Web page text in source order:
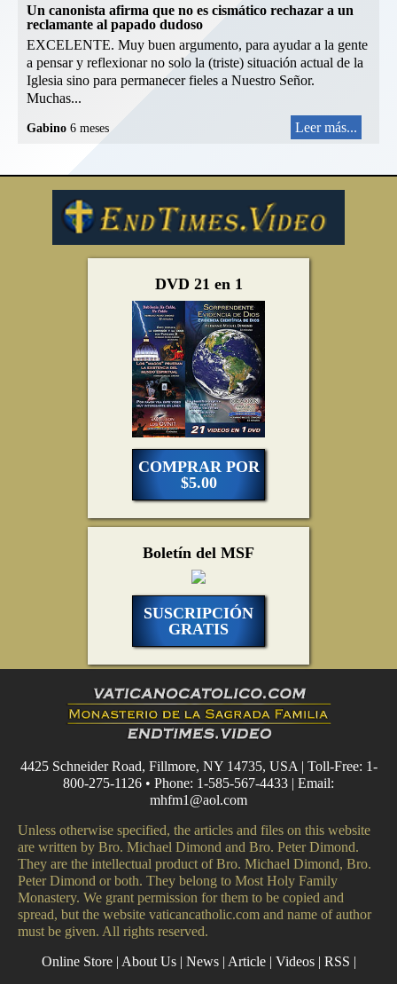
Un canonista afirma que no es cismático rechazar a un
reclamante al papado dudoso
EXCELENTE. Muy buen argumento, para ayudar a la gente
a pensar y reflexionar no solo la (triste) situación actual de la
Iglesia sino para permanecer fieles a Nuestro Señor.
Muchas...
Gabino 6 meses Leer más...
DVD 21 en 1
COMPRAR POR
$5.00
Boletín del MSF
SUSCRIPCIÓN
GRATIS
4425 Schneider Road, Fillmore, NY 14735, USA | Toll-Free: 1-
800-275-1126 • Phone: 1-585-567-4433 | Email:
mhfm1@aol.com
Unless otherwise specified, the articles and files on this website
are written by Bro. Michael Dimond and Bro. Peter Dimond.
They are the intellectual product of Bro. Michael Dimond, Bro.
Peter Dimond or both. They belong to Most Holy Family
Monastery. We grant permission for them to be copied and
spread, but the website vaticancatholic.com and name of author
must be given. All rights reserved.
Online Store| About Us| News| Article| Videos| RSS |